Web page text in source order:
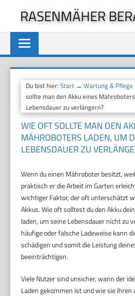
springen
RASENMÄHER
Du bist hier:Start →Wartung & Pflege
sollte man den Akku eines
Lebensdauer zu verlängern?
WIE OFT SOLLTE MAN DEN
MÄHROBOTERS LADEN, UM
LEBENSDAUER ZU
Wenn du einen Mähroboter besitzt,
praktisch er die Arbeit im Garten
wichtiger Faktor, der oft unterschätzt
Akkus. Wie oft solltest du den Akku
laden, um seine Lebensdauer nicht zu
häufige oder falsche Ladeweise kann
schädigen und somit die Leistung
beeinträchtigen.
Viele Nutzer sind unsicher, wann der
Laden gekommen ist und wie sie ihren